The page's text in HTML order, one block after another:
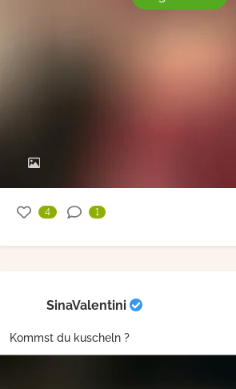
4 1
SinaValentini
Kommst du kuscheln ?